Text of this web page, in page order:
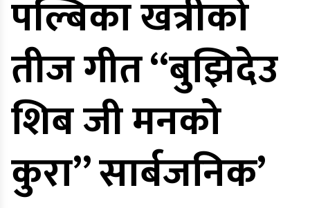
पल्बिका खत्रीको
तीज गीत “बुझिदेउ
शिब जी मनको
कुरा” सार्बजनिक’